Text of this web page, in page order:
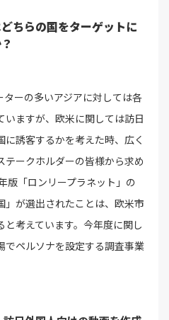
どちらの国をターゲットに
ーの多いアジアに対しては各
いますが、欧米に関しては訪日
誘客するかを考えた時、広く
テークホルダーの皆様から求め
版「ロンリープラネット」の
」が選出されたことは、欧米市
考えています。今年度に関し
でペルソナを設定する調査事業